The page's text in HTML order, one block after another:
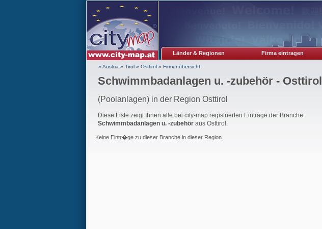
Länder & Regionen Firma eintragen
» Austria » Tirol» Osttirol» Firmenübersicht
Schwimmbadanlagen u. -zubehör - Osttirol
(Poolanlagen) in der Region Osttirol
Diese Liste zeigt Ihnen alle bei city-map registrierten Einträge der Branche
Schwimmbadanlagen u. -zubehöraus Osttirol.
Keine Eintr�ge zu dieser Branche in dieser Region.